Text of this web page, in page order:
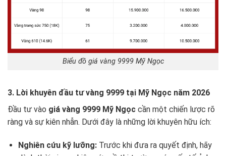
Biểu đồ giá vàng 9999 Mỹ Ngọc
3. Lời khuyên đầu tư vàng 9999 tại Mỹ Ngọc năm 2026
Đầu tư vào giá vàng 9999 Mỹ Ngọc cần một chiến lược rõ
ràng và sự kiên nhẫn. Dưới đây là những lời khuyên hữu ích:
Nghiên cứu kỹ lưỡng:Trước khi đưa ra quyết định, hãy